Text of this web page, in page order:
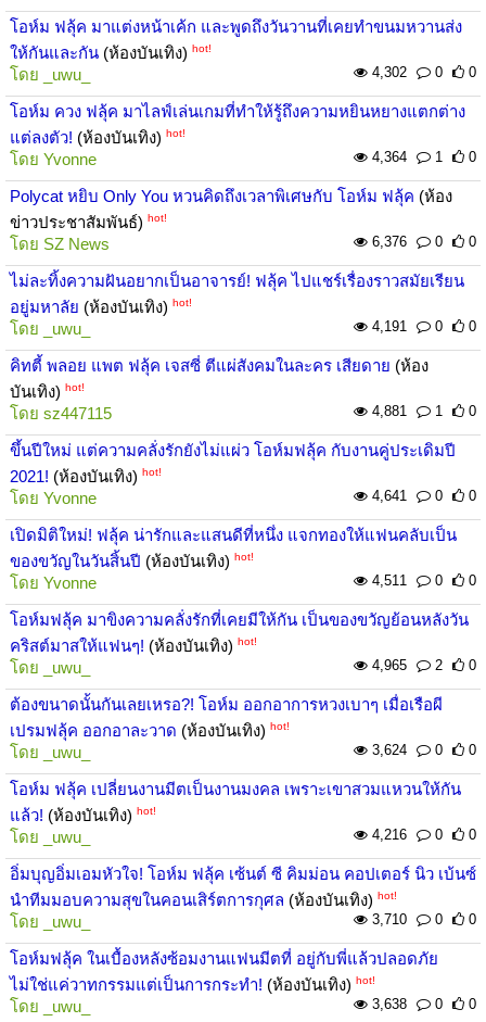
โอห์ม ฟลุ้ค มาแต่งหน้าเค้ก และพูดถึงวันวานที่เคยทำขนมหวานส่ง
ให้กันและกัน (ห้องบันเทิง) hot!
โดย _uwu_ 4,302 0 0
โอห์ม ควง ฟลุ้ค มาไลฟ์เล่นเกมที่ทำให้รู้ถึงความหยินหยางแตกต่าง
แต่ลงตัว! (ห้องบันเทิง) hot!
โดย Yvonne 4,364 1 0
Polycat หยิบ Only You หวนคิดถึงเวลาพิเศษกับ โอห์ม ฟลุ้ค (ห้อง
ข่าวประชาสัมพันธ์) hot!
โดย SZ News 6,376 0 0
ไม่ละทิ้งความฝันอยากเป็นอาจารย์! ฟลุ้ค ไปแชร์เรื่องราวสมัยเรียน
อยู่มหาลัย (ห้องบันเทิง) hot!
โดย _uwu_ 4,191 0 0
คิทตี้ พลอย แพต ฟลุ้ค เจสซี่ ตีแผ่สังคมในละคร เสียดาย (ห้อง
บันเทิง) hot!
โดย sz447115 4,881 1 0
ขึ้นปีใหม่ แต่ความคลั่งรักยังไม่แผ่ว โอห์มฟลุ้ค กับงานคู่ประเดิมปี
2021! (ห้องบันเทิง) hot!
โดย Yvonne 4,641 0 0
เปิดมิติใหม่! ฟลุ้ค น่ารักและแสนดีที่หนึ่ง แจกทองให้แฟนคลับเป็น
ของขวัญในวันสิ้นปี (ห้องบันเทิง) hot!
โดย Yvonne 4,511 0 0
โอห์มฟลุ้ค มาขิงความคลั่งรักที่เคยมีให้กัน เป็นของขวัญย้อนหลังวัน
คริสต์มาสให้แฟนๆ! (ห้องบันเทิง) hot!
โดย _uwu_ 4,965 2 0
ต้องขนาดนั้นกันเลยเหรอ?! โอห์ม ออกอาการหวงเบาๆ เมื่อเรือผี
เปรมฟลุ้ค ออกอาละวาด (ห้องบันเทิง) hot!
โดย _uwu_ 3,624 0 0
โอห์ม ฟลุ้ค เปลี่ยนงานมีตเป็นงานมงคล เพราะเขาสวมแหวนให้กัน
แล้ว! (ห้องบันเทิง) hot!
โดย _uwu_ 4,216 0 0
อิ่มบุญอิ่มเอมหัวใจ! โอห์ม ฟลุ้ค เซ้นต์ ซี คิมม่อน คอปเตอร์ นิว เบ้นซ์
นำทีมมอบความสุขในคอนเสิร์ตการกุศล (ห้องบันเทิง) hot!
โดย _uwu_ 3,710 0 0
โอห์มฟลุ้ค ในเบื้องหลังซ้อมงานแฟนมีตที่ อยู่กับพี่แล้วปลอดภัย
ไม่ใช่แค่วาทกรรมแต่เป็นการกระทำ! (ห้องบันเทิง) hot!
โดย _uwu_ 3,638 0 0